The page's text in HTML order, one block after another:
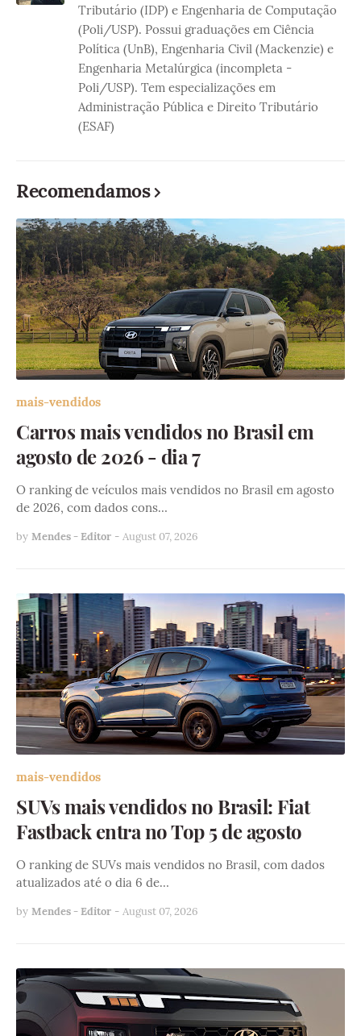
Tributário (IDP) e Engenharia de Computação
(Poli/USP). Possui graduações em Ciência
Política (UnB), Engenharia Civil (Mackenzie) e
Engenharia Metalúrgica (incompleta -
Poli/USP). Tem especializações em
Administração Pública e Direito Tributário
(ESAF)
Recomendamos
mais-vendidos
Carros mais vendidos no Brasil em
agosto de 2026 - dia 7
O ranking de veículos mais vendidos no Brasil em agosto
de 2026, com dados cons…
by Mendes - Editor - August 07, 2026
mais-vendidos
SUVs mais vendidos no Brasil: Fiat
Fastback entra no Top 5 de agosto
O ranking de SUVs mais vendidos no Brasil, com dados
atualizados até o dia 6 de…
by Mendes - Editor - August 07, 2026